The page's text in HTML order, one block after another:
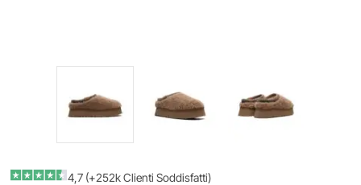
4,7 (+252k Clienti Soddisfatti)